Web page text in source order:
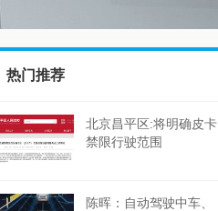
热门推荐
北京昌平区:将明确皮卡
禁限行驶范围
陈晖：自动驾驶中车、